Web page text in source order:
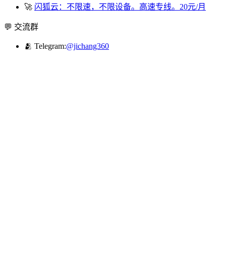
🚀 闪狐云：不限速，不限设备。高速专线。20元/月
💬 交流群
🫂 Telegram:@jichang360